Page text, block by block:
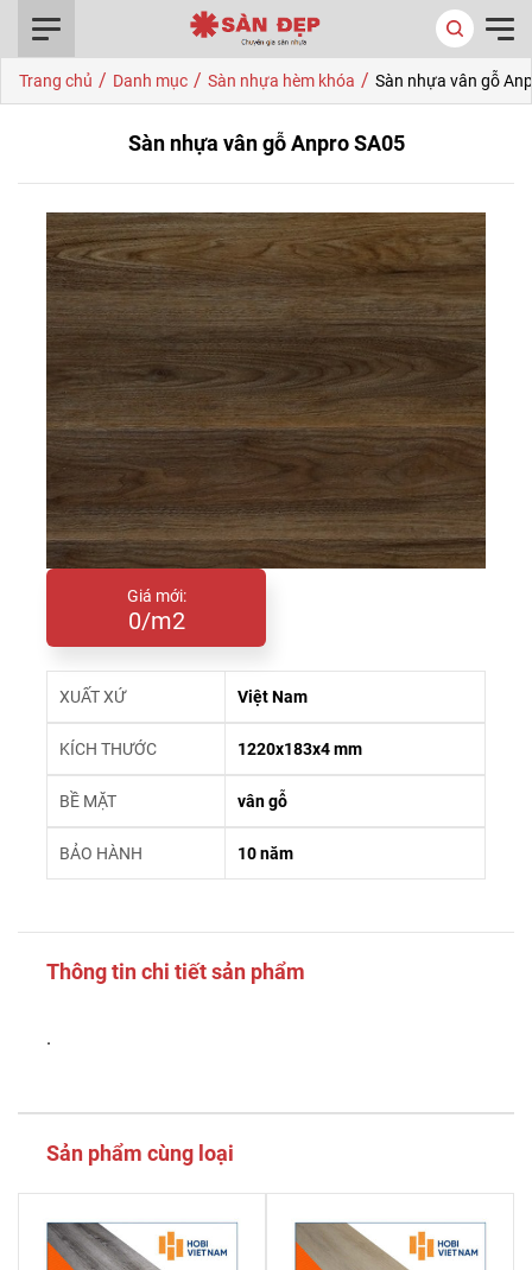
Trang chủ / Danh mục / Sàn nhựa hèm khóa / Sàn nhựa vân gỗ
Sàn nhựa vân gỗ Anpro SA05
Giá mới:
0/m2
XUẤT XỨ Việt Nam
KÍCH THƯỚC 1220x183x4 mm
BỀ MẶT vân gỗ
BẢO HÀNH 10 năm
Thông tin chi tiết sản phẩm
.
Sản phẩm cùng loại